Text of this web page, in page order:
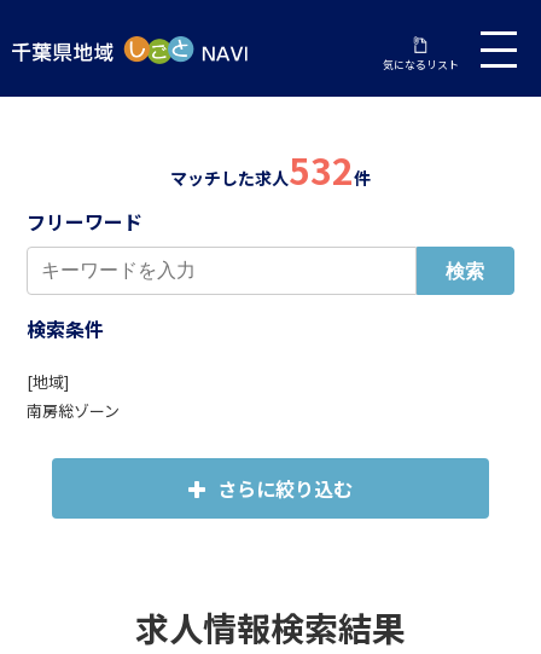
気になるリスト
マッチした求人532件
フリーワード
検索条件
[地域]
南房総ゾーン
さらに絞り込む
求人情報検索結果